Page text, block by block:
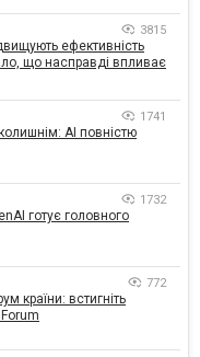
3815
ефективність
що насправді впливає
1741
AI повністю
1732
готує головного
772
країни: встигніть